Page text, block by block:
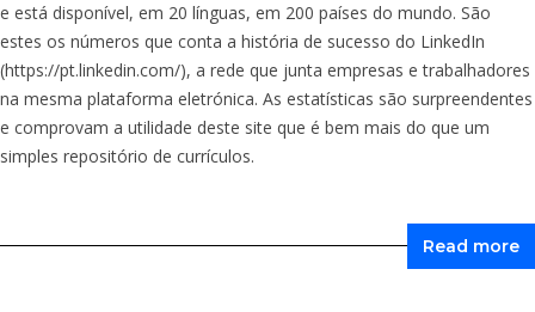
e está disponível, em 20 línguas, em 200 países do mundo. São
estes os números que conta a história de sucesso do LinkedIn
(https://pt.linkedin.com/), a rede que junta empresas e trabalhadores
na mesma plataforma eletrónica. As estatísticas são surpreendentes
e comprovam a utilidade deste site que é bem mais do que um
simples repositório de currículos.
Read more